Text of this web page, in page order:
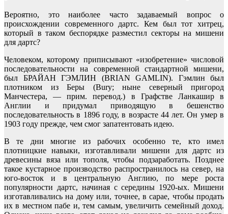
Вероятно, это наиболее часто задаваемый вопрос о
происхождении современного дартс. Кем был тот хитрец,
который в таком беспорядке разместил секторы на мишени
для дартс?
Человеком, которому приписывают «изобретение» числовой
последовательности на современной стандартной мишени,
был БРАЙАН ГЭМЛИН (BRIAN GAMLIN). Гэмлин был
плотником из Беры (Bury; ныне северный пригород
Манчестера, — прим. перевод.) в Графстве Ланкашир в
Англии и придумал приводящую в бешенство
последовательность в 1896 году, в возрасте 44 лет. Он умер в
1903 году прежде, чем смог запатентовать идею.
В те дни многие из рабочих особенно те, кто имел
плотницкие навыки, изготавливали мишени для дартс из
древесины вяза или тополя, чтобы подзаработать. Позднее
такое кустарное производство распространилось на север, на
юго-восток и в центральную Англию, по мере роста
популярности дартс, начиная с середины 1920-ых. Мишени
изготавливались на дому или, точнее, в сарае, чтобы продать
их в местном пабе и, тем самым, увеличить семейный доход.